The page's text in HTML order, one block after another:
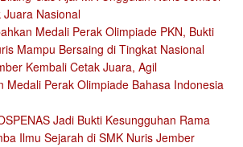
Juara Nasional
Medali Perak Olimpiade PKN, Bukti
Mampu Bersaing di Tingkat Nasional
Kembali Cetak Juara, Agil
Medali Perak Olimpiade Bahasa Indonesia
Jadi Bukti Kesungguhan Rama
Ilmu Sejarah di SMK Nuris Jember